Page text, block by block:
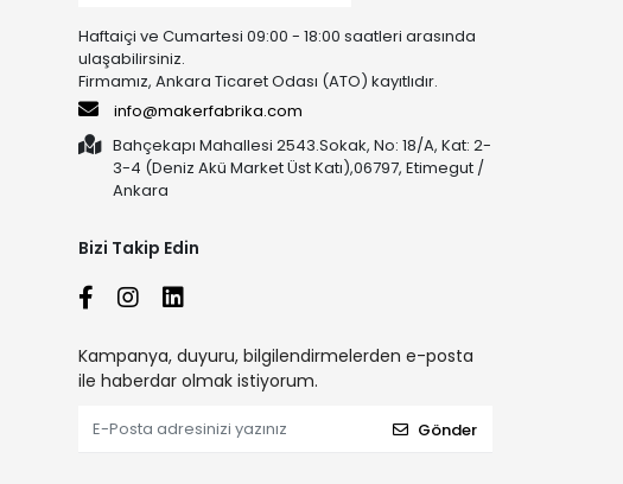
Haftaiçi ve Cumartesi 09:00 - 18:00 saatleri arasında
ulaşabilirsiniz.
Firmamız, Ankara Ticaret Odası (ATO) kayıtlıdır.
info@makerfabrika.com
Bahçekapı Mahallesi 2543.Sokak, No: 18/A, Kat: 2-
3-4 (Deniz Akü Market Üst Katı),06797, Etimegut /
Ankara
Bizi Takip Edin
Kampanya, duyuru, bilgilendirmelerden e-posta
ile haberdar olmak istiyorum.
Gönder